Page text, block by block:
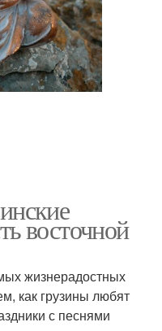
восточной
жизнерадостных
как грузины любят
с песнями